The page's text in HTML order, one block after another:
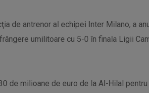
de antrenor al echipei Inter Milano, a
umilitoare cu 5-0 în finala Ligii
de milioane de euro de la Al-Hilal pentru